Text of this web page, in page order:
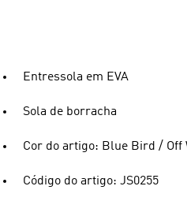
Entressola em EVA
Sola de borracha
Cor do artigo: Blue Bird / Off
Código do artigo: JS0255